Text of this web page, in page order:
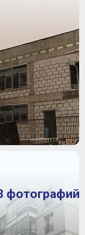
фотографий